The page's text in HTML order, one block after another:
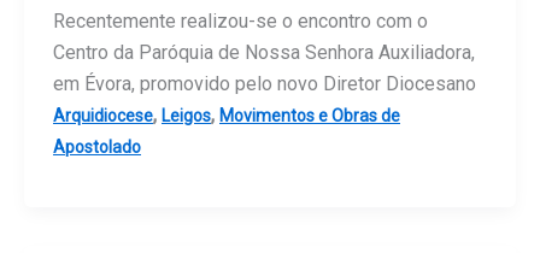
Recentemente realizou-se o encontro com o
Centro da Paróquia de Nossa Senhora Auxiliadora,
em Évora, promovido pelo novo Diretor Diocesano
Arquidiocese, Leigos, Movimentos e Obras de
Apostolado